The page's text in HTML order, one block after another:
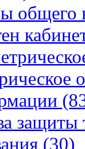
общего
(30)